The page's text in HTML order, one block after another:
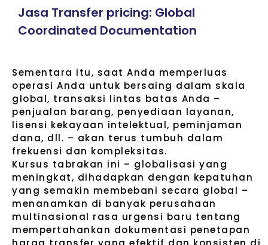
Jasa Transfer pricing: Global
Coordinated Documentation
Sementara itu, saat Anda memperluas
operasi Anda untuk bersaing dalam skala
global, transaksi lintas batas Anda –
penjualan barang, penyediaan layanan,
lisensi kekayaan intelektual, peminjaman
dana, dll. – akan terus tumbuh dalam
frekuensi dan kompleksitas.
Kursus tabrakan ini – globalisasi yang
meningkat, dihadapkan dengan kepatuhan
yang semakin membebani secara global –
menanamkan di banyak perusahaan
multinasional rasa urgensi baru tentang
mempertahankan dokumentasi penetapan